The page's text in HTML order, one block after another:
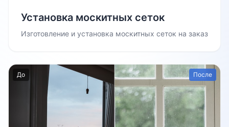
Установка москитных сеток
Изготовление и установка москитных сеток на заказ
До После